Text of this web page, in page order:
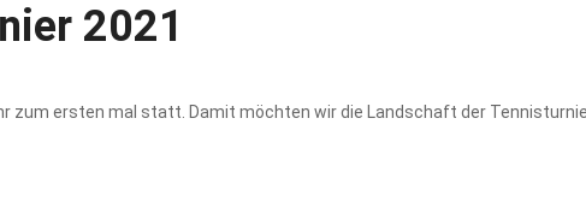
2021
zum ersten mal statt. Damit möchten wir die Landschaft der